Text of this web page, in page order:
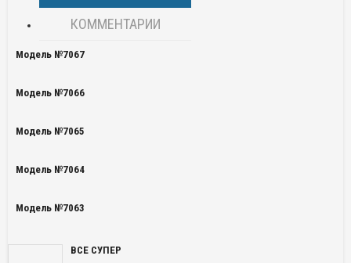
КОММЕНТАРИИ
Модель №7067
Модель №7066
Модель №7065
Модель №7064
Модель №7063
ВСЕ СУПЕР